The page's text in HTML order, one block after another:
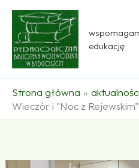
Przejdź
treści
edukację
Strona główna
aktualności
Wieczór i "Noc z Rejewskim"